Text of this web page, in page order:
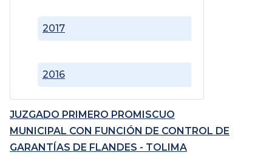
2016
2017
JUZGADO PRIMERO PROMISCUO
MUNICIPAL CON FUNCIÓN DE CONTROL DE
GARANTÍAS DE FLANDES - TOLIMA